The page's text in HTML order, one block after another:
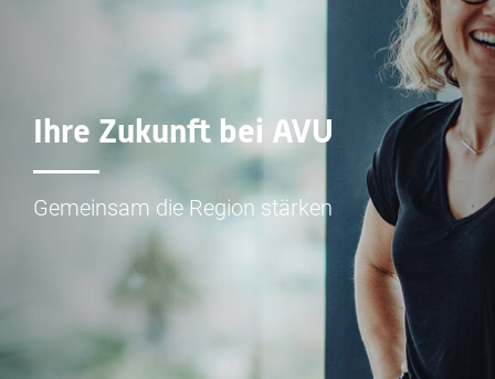
Ihre Zukunft bei AVU
Gemeinsam die Region stärken